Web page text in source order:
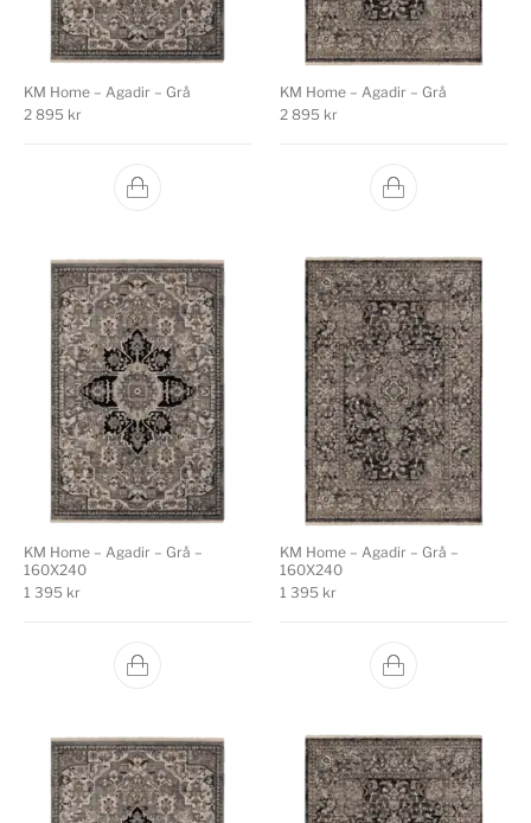
KM Home – Agadir – Grå
2 895 kr
KM Home – Agadir – Grå
2 895 kr
KM Home – Agadir – Grå –
160X240
1 395 kr
KM Home – Agadir – Grå –
160X240
1 395 kr